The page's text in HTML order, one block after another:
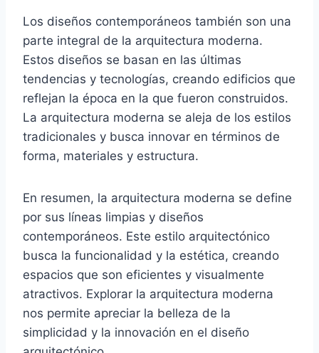
Los diseños contemporáneos también son una
parte integral de la arquitectura moderna.
Estos diseños se basan en las últimas
tendencias y tecnologías, creando edificios que
reflejan la época en la que fueron construidos.
La arquitectura moderna se aleja de los estilos
tradicionales y busca innovar en términos de
forma, materiales y estructura.
En resumen, la arquitectura moderna se define
por sus líneas limpias y diseños
contemporáneos. Este estilo arquitectónico
busca la funcionalidad y la estética, creando
espacios que son eficientes y visualmente
atractivos. Explorar la arquitectura moderna
nos permite apreciar la belleza de la
simplicidad y la innovación en el diseño